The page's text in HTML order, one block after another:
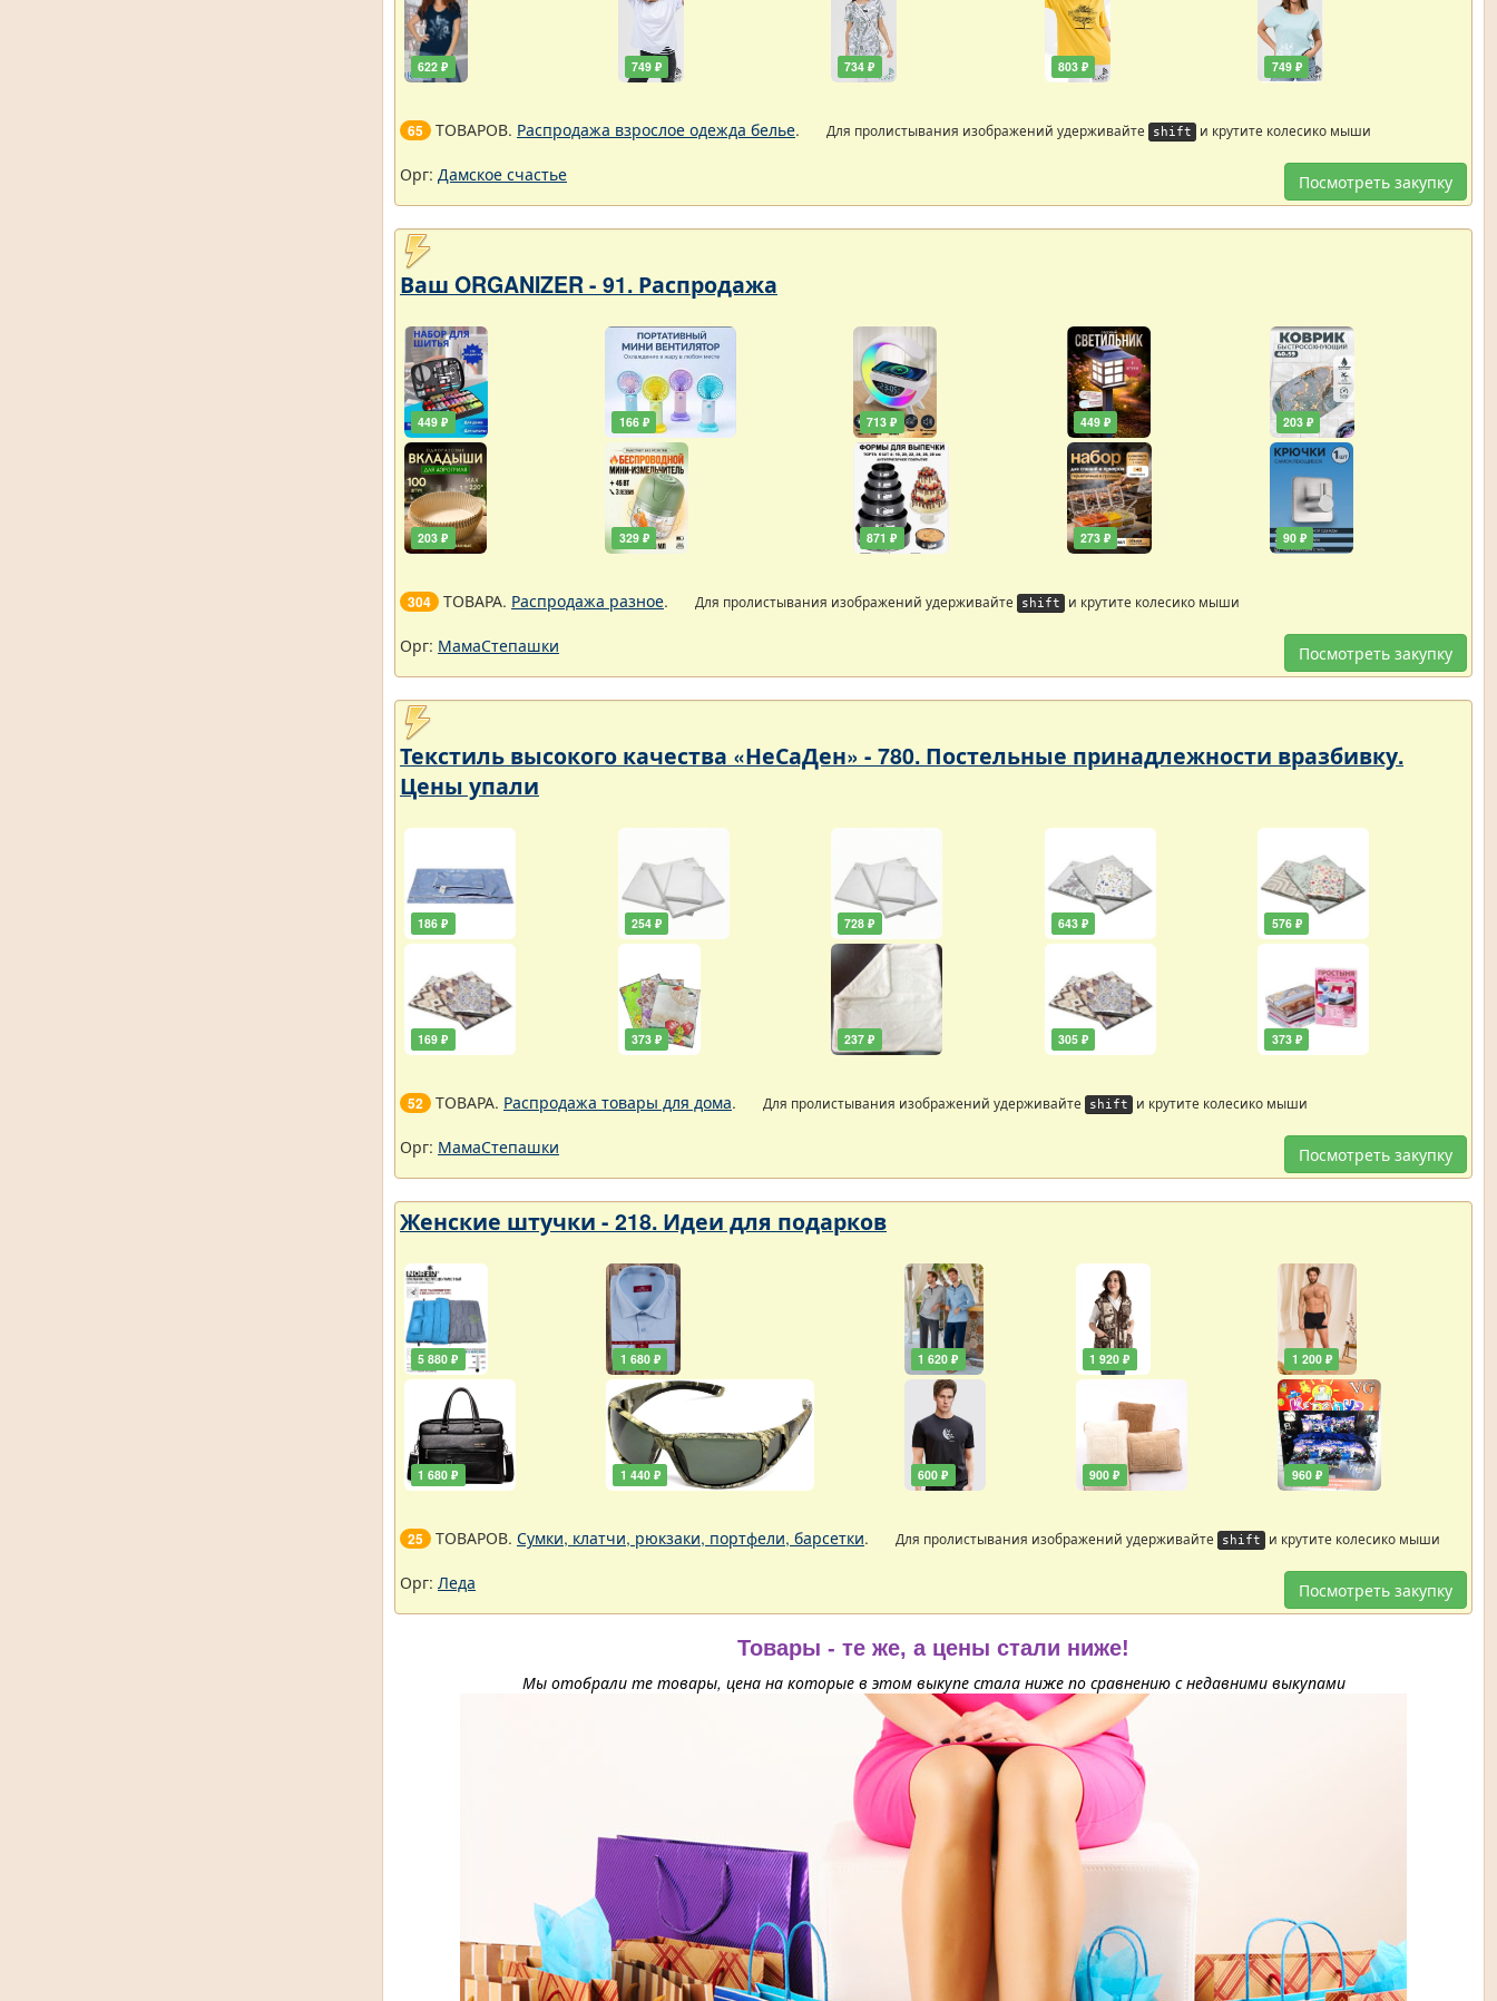
622 ₽ 749 ₽ 734 ₽ 803 ₽ 749 ₽
65 ТОВАРОВ. Распродажа взрослое одежда белье. Для пролистывания изображений удерживайте shift и крутите колесико мыши
Посмотреть закупку
Орг: Дамское счастье
Ваш ORGANIZER - 91. Распродажа
449 ₽
203 ₽
166 ₽
329 ₽
713 ₽
871 ₽
449 ₽
273 ₽
203 ₽
90 ₽
304 ТОВАРА. Распродажа разное. Для пролистывания изображений удерживайте shift и крутите колесико мыши
Посмотреть закупку
Орг: МамаСтепашки
Текстиль высокого качества «НеСаДен» - 780. Постельные принадлежности вразбивку.
Цены упали
186 ₽
169 ₽
254 ₽
373 ₽
728 ₽
237 ₽
643 ₽
305 ₽
576 ₽
373 ₽
52 ТОВАРА. Распродажа товары для дома. Для пролистывания изображений удерживайте shift и крутите колесико мыши
Посмотреть закупку
Орг: МамаСтепашки
Женские штучки - 218. Идеи для подарков
5 880 ₽
1 680 ₽
1 680 ₽
1 440 ₽
1 620 ₽
600 ₽
1 920 ₽
900 ₽
1 200 ₽
960 ₽
25 ТОВАРОВ. Сумки, клатчи, рюкзаки, портфели, барсетки. Для пролистывания изображений удерживайте shift и крутите колесико мыши
Посмотреть закупку
Орг: Леда
Товары - те же, а цены стали ниже!
Мы отобрали те товары, цена на которые в этом выкупе стала ниже по сравнению с недавними выкупами